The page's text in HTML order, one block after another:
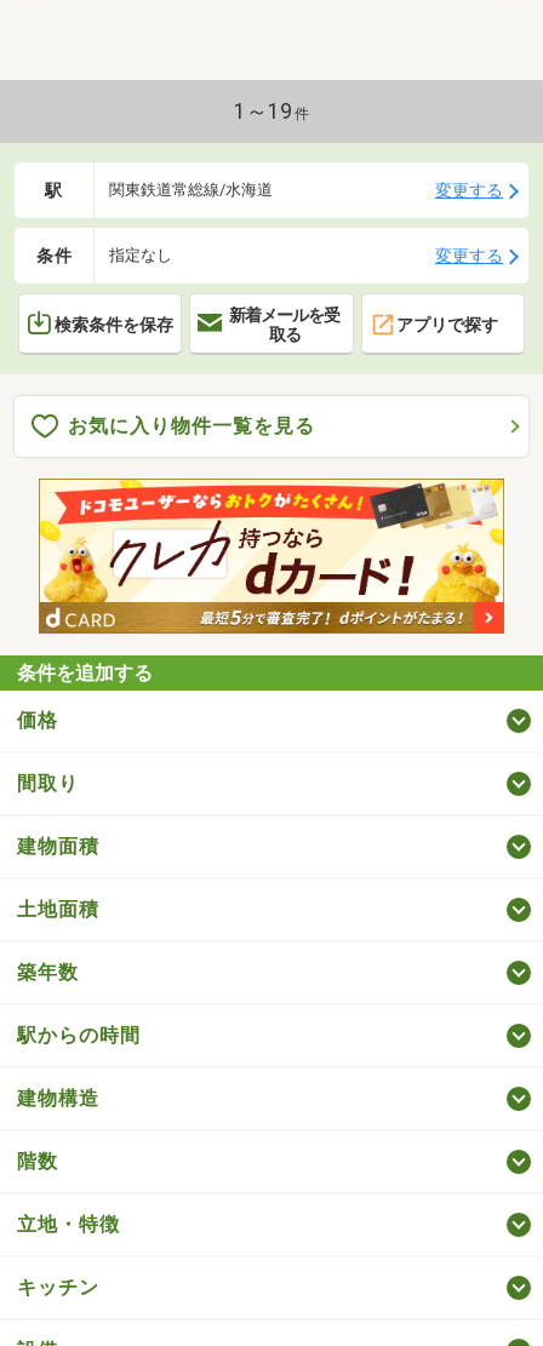
1～19 件
駅 関東鉄道常総線/水海道 変更する
条件 指定なし 変更する
検索条件を保存
新着メールを受
取る
アプリで探す
お気に入り物件一覧を見る
条件を追加する
価格
間取り
建物面積
土地面積
築年数
駅からの時間
建物構造
階数
立地・特徴
キッチン